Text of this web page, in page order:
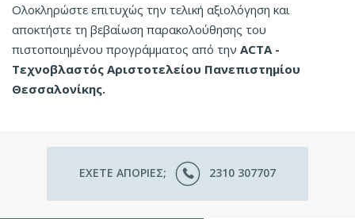
Ολοκληρώστε επιτυχώς την τελική αξιολόγηση και
αποκτήστε τη βεβαίωση παρακολούθησης του
πιστοποιημένου προγράμματος από την ΑCΤΑ -
Τεχνοβλαστός Αριστοτελείου Πανεπιστημίου
Θεσσαλονίκης.
ΕΧΕΤΕ ΑΠΟΡΙΕΣ; 2310 307707